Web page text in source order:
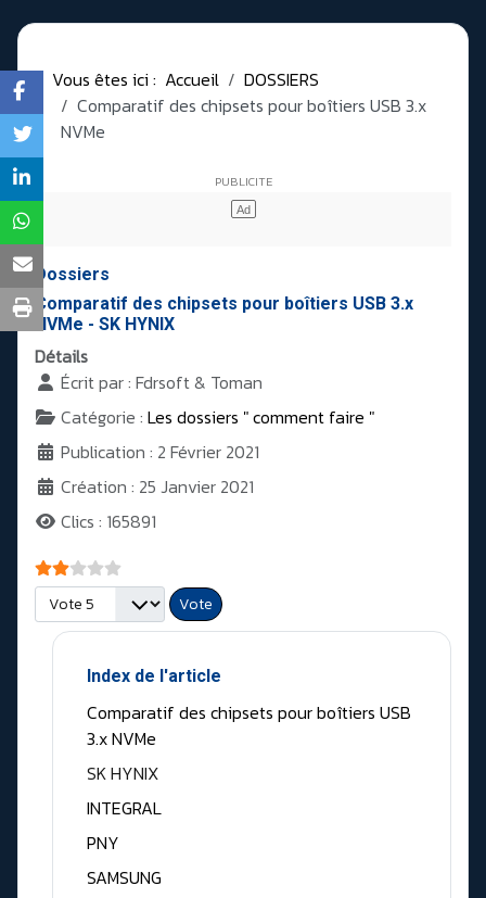
Vous êtes ici : Accueil
DOSSIERS
Comparatif des chipsets pour boîtiers USB 3.x
NVMe
Dossiers
Comparatif des chipsets pour boîtiers USB 3.x
NVMe - SK HYNIX
Détails
Écrit par : Fdrsoft & Toman
Catégorie : Les dossiers " comment faire "
Publication : 2 Février 2021
Création : 25 Janvier 2021
Clics : 165891
Vote utilisateur:
Veuillez voter
Index de l'article
Comparatif des chipsets pour boîtiers USB
3.x NVMe
SK HYNIX
INTEGRAL
PNY
SAMSUNG